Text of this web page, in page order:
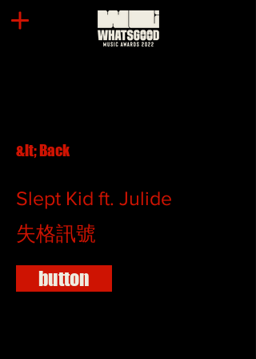
&lt; Back
Slept Kid ft. Julide
失格訊號
button